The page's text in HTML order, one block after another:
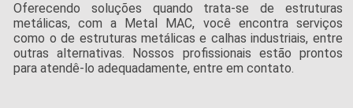
Oferecendo soluções quando trata-se de estruturas
metálicas, com a Metal MAC, você encontra serviços
como o de estruturas metálicas e calhas industriais, entre
outras alternativas. Nossos profissionais estão prontos
para atendê-lo adequadamente, entre em contato.